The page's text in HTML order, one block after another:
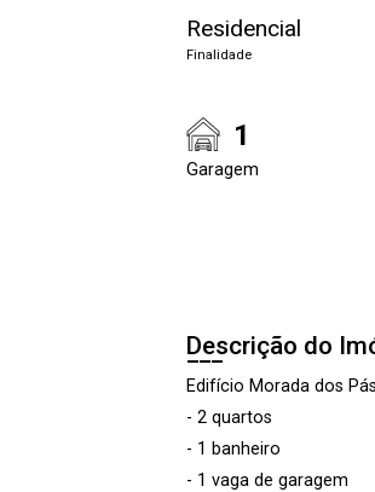
Residencial
Finalidade
1
Garagem
Descrição do
Edifício Morada dos
- 2 quartos
- 1 banheiro
- 1 vaga de garagem